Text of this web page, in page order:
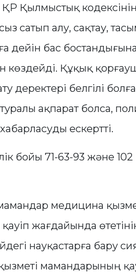
Қылмыстық кодексінің
сатып алу, сақтау,
дейін бас
көздейді. Құқық
деректері белгілі
туралы ақпарат болса,
ескертті.
бойы 71-63-93 және
медицина
жағдайында
науқастарға бару
мамандарының